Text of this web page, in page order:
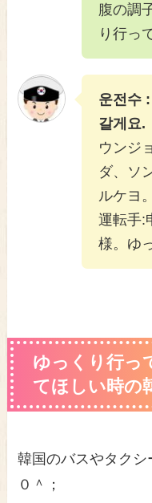
腹の調
り行っ
운전수
갈게요.
ウンジ
ダ、ソ
ルケヨ。
運転手:
様。ゆ
ゆっくり行っ
てほしい時の
韓国のバスやタク
０＾；